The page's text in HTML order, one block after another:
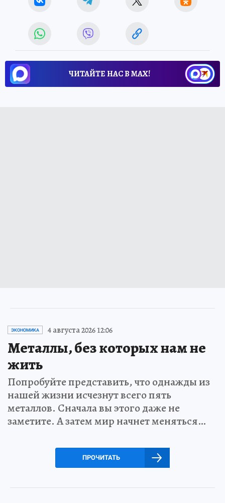
ЧИТАЙТЕ НАС В МАХ!
ЭКОНОМИКА 4 августа 2026 12:06
Металлы, без которых нам не
жить
Попробуйте представить, что однажды из
нашей жизни исчезнут всего пять
металлов. Сначала вы этого даже не
заметите. А затем мир начнет меняться…
ПРОЧИТАТЬ